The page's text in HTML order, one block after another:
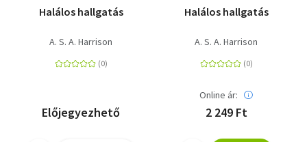
Halálos hallgatás
A. S. A. Harrison
Előjegyezhető
Halálos hallgatás
A. S. A. Harrison
Online ár:
2 249 Ft